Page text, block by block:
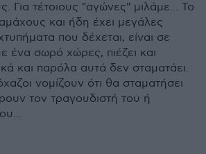
Για τέτοιους "αγώνες" μιλάμε... Το
και ήδη έχει μεγάλες
που δέχεται, είναι σε
ένα σωρό χώρες, πιέζει και
και παρόλα αυτά δεν σταματάει.
νομίζουν ότι θα σταματήσει
τον τραγουδιστή του ή